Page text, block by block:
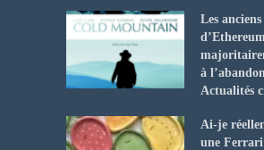
Les
à
Actualités
Ai-je
une Ferrari